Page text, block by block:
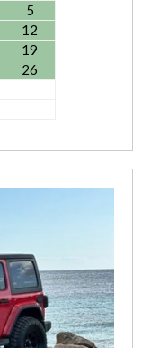
5
12
19
26